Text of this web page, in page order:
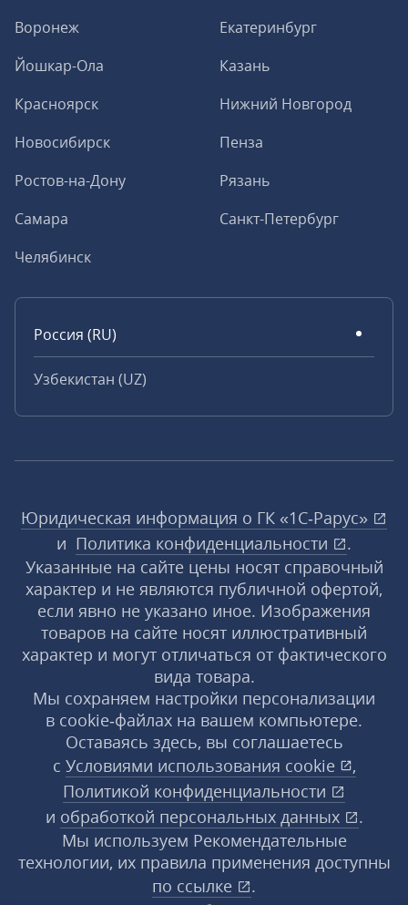
Воронеж
Екатеринбург
Йошкар-Ола
Казань
Красноярск
Нижний Новгород
Новосибирск
Пенза
Ростов-на-Дону
Рязань
Самара
Санкт-Петербург
Челябинск
Россия (RU)
Узбекистан (UZ)
Юридическая информация о ГК «1С‑Рарус»
и Политика конфиденциальности
.
Указанные на сайте цены носят справочный
характер и не являются публичной офертой,
если явно не указано иное. Изображения
товаров на сайте носят иллюстративный
характер и могут отличаться от фактического
вида товара.
Мы сохраняем настройки персонализации
в cookie‑файлах на вашем компьютере.
Оставаясь здесь, вы соглашаетесь
с Условиями использования cookie
,
Политикой конфиденциальности
и обработкой персональных данных
.
Мы используем Рекомендательные
технологии, их правила применения доступны
по ссылке
.